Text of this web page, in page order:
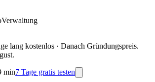
Verwaltung
lang kostenlos · Danach Gründungspreis.
min7 Tage gratis testen